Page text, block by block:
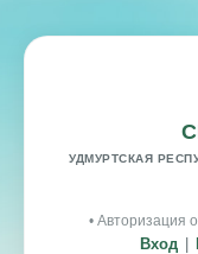
УДМУРТСКАЯ
• Авторизация
Вход